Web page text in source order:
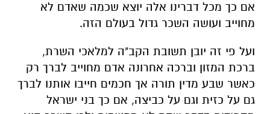
אם כך מכל דברינו אלה יוצא שכמה שאדם לא
מחוייב ועושה השכר גדול בעולם הזה.
ועל פי זה יובן תשובת הקב"ה למלאכי השרת,
ברכת המזון וברכה אחרונה אדם מחוייב לברך רק
כאשר שבע מדין תורה אך חכמים חייבו אותנו לברך
גם על כזית וגם על כביצה, אם כך בני ישראל